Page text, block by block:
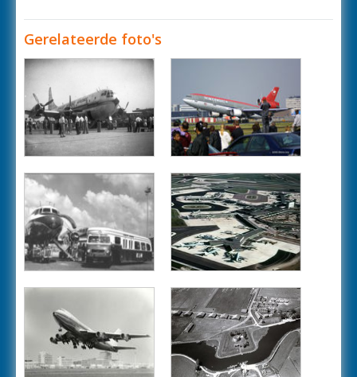
Gerelateerde foto's